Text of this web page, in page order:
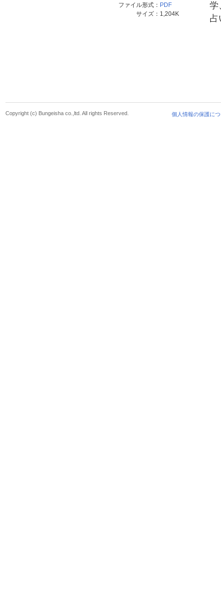
ファイル形式： PDF
サイズ： 1,204K
学
占
個人情報の保護に
Copyright (c) Bungeisha co.,ltd. All rights Reserved.